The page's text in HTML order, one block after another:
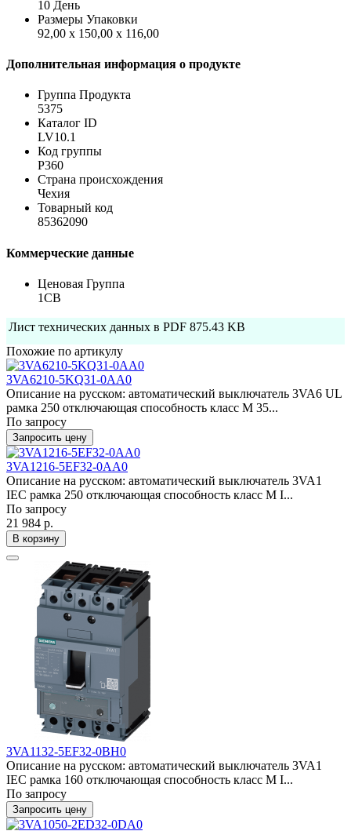
10 День
Размеры Упаковки
92,00 x 150,00 x 116,00
Дополнительная информация о продукте
Группа Продукта
5375
Каталог ID
LV10.1
Код группы
P360
Страна происхождения
Чехия
Товарный код
85362090
Коммерческие данные
Ценовая Группа
1CB
Лист технических данных в PDF 875.43 KB
Похожие по артикулу
3VA6210-5KQ31-0AA0
Описание на русском: автоматический выключатель 3VA6 UL
рамка 250 отключающая способность класс M 35...
По запросу
Запросить цену
3VA1216-5EF32-0AA0
Описание на русском: автоматический выключатель 3VA1
IEC рамка 250 отключающая способность класс M I...
По запросу
21 984 р.
В корзину
3VA1132-5EF32-0BH0
Описание на русском: автоматический выключатель 3VA1
IEC рамка 160 отключающая способность класс M I...
По запросу
Запросить цену